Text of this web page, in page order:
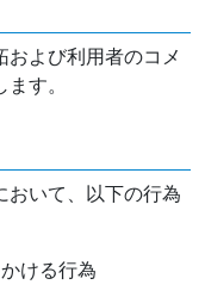
および利用者のコメ
す。
おいて、以下の行為
ける行為